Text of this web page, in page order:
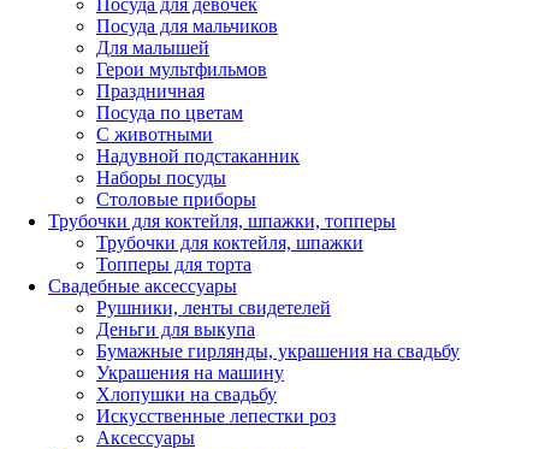
Посуда для мальчиков
Для малышей
Герои мультфильмов
Праздничная
Посуда по цветам
С животными
Надувной подстаканник
Наборы посуды
Столовые приборы
Трубочки для коктейля, шпажки, топперы
Трубочки для коктейля, шпажки
Топперы для торта
Свадебные аксессуары
Рушники, ленты свидетелей
Деньги для выкупа
Бумажные гирлянды, украшения на свадьбу
Украшения на машину
Хлопушки на свадьбу
Искусственные лепестки роз
Аксессуары